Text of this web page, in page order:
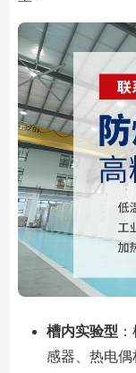
槽内实验型
感器、热电